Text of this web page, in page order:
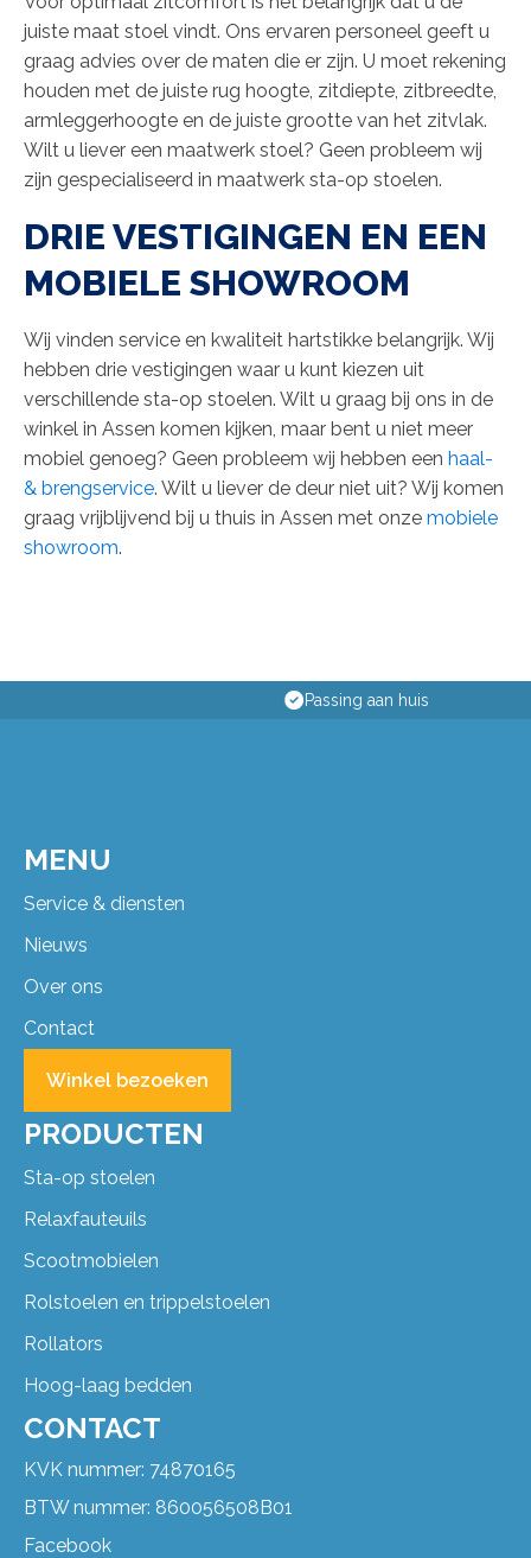
juiste maat stoel vindt. Ons ervaren personeel geeft u
graag advies over de maten die er zijn. U moet rekening
houden met de juiste rug hoogte, zitdiepte, zitbreedte,
armleggerhoogte en de juiste grootte van het zitvlak.
Wilt u liever een maatwerk stoel? Geen probleem wij
zijn gespecialiseerd in maatwerk sta-op stoelen.
DRIE VESTIGINGEN EN EEN
MOBIELE SHOWROOM
Wij vinden service en kwaliteit hartstikke belangrijk. Wij
hebben drie vestigingen waar u kunt kiezen uit
verschillende sta-op stoelen. Wilt u graag bij ons in de
winkel in Assen komen kijken, maar bent u niet meer
mobiel genoeg? Geen probleem wij hebben een haal-
& brengservice. Wilt u liever de deur niet uit? Wij komen
graag vrijblijvend bij u thuis in Assen met onze mobiele
showroom.
Passing aan huis
MENU
Service & diensten
Nieuws
Over ons
Contact
Winkel bezoeken
PRODUCTEN
Sta-op stoelen
Relaxfauteuils
Scootmobielen
Rolstoelen en trippelstoelen
Rollators
Hoog-laag bedden
CONTACT
KVK nummer: 74870165
BTW nummer: 860056508B01
Facebook